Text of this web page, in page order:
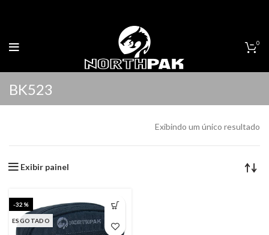
0
BK523
Exibindo um único resultado
Exibir painel
-32%
ESGOTADO